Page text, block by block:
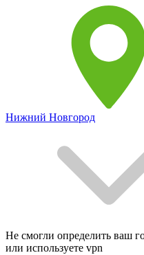
Нижний Новгород
Не смогли определить ваш
или используете vpn